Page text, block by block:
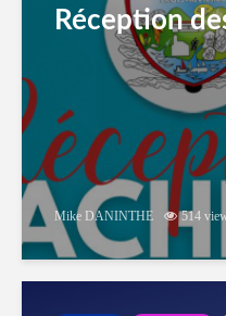
Réception
Mike DANINTHE 514